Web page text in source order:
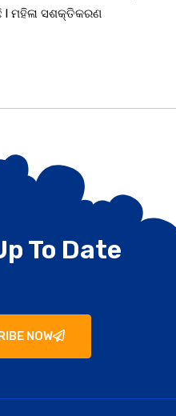
ହୋଇଯାଇଛି। ଡ଼ଃ ପ୍ରଦୀପ
To Date
NOW